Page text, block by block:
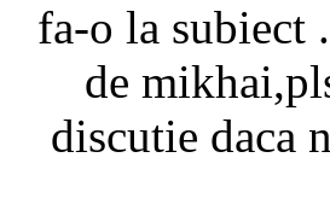
fa-o la subiect
de
discutie daca